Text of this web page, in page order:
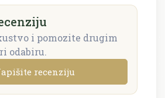
i pomozite drugim
odabiru.
recenziju